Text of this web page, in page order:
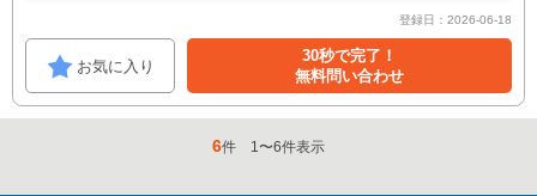
登録日：2026-06-18
お気に入り
30秒で完了！
無料問い合わせ
6件 1〜6件表示